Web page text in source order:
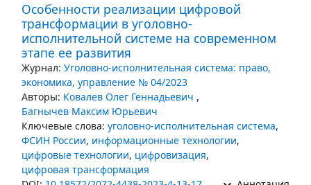
Особенности реализации цифровой
трансформации в уголовно-
исполнительной системе на современном
этапе ее развития
Журнал: Уголовно-исполнительная система: право,
экономика, управление № 04/2023
Авторы: Ковалев Олег Геннадьевич ,
Багнычев Максим Юрьевич
Ключевые слова: уголовно-исполнительная система,
ФСИН России, информационные технологии,
цифровые технологии, цифровизация,
цифровая трансформация